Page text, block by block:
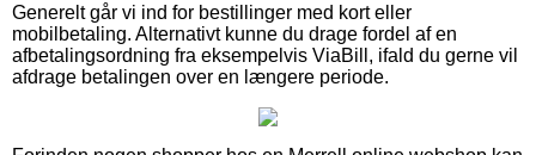
Generelt går vi ind for bestillinger med kort eller
mobilbetaling. Alternativt kunne du drage fordel af en
afbetalingsordning fra eksempelvis ViaBill, ifald du gerne vil
afdrage betalingen over en længere periode.